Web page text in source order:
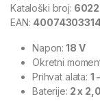
Kataloški broj:
EAN:
Napon: 18 V
Okretni
Prihvat alata: 1
Baterije: 2 x